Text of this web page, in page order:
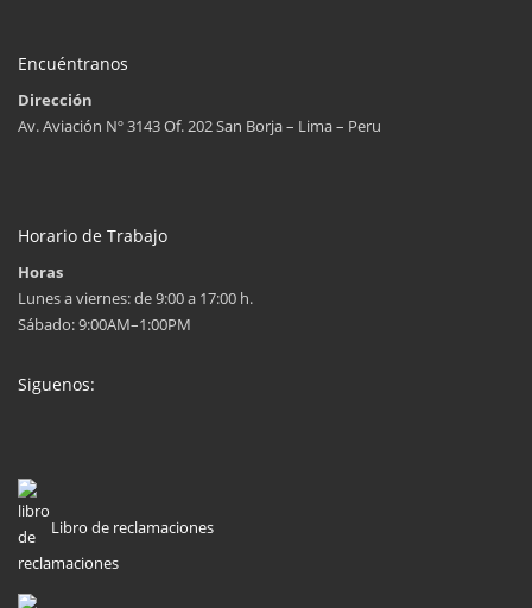
Encuéntranos
Dirección
Av. Aviación Nº 3143 Of. 202 San Borja – Lima – Peru
Horario de Trabajo
Horas
Lunes a viernes: de 9:00 a 17:00 h.
Sábado: 9:00AM–1:00PM
Siguenos:
Libro de reclamaciones